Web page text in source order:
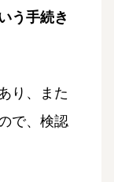
う手続き
り、また
で、検認